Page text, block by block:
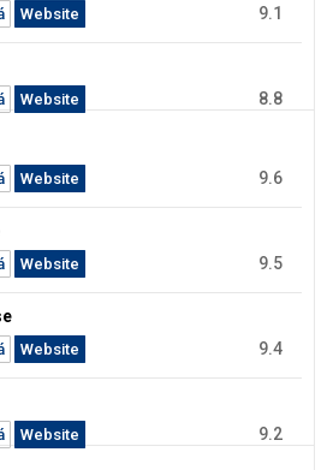
Website 9.1
Website 8.8
Website 9.6
Website 9.5
Website 9.4
Website 9.2